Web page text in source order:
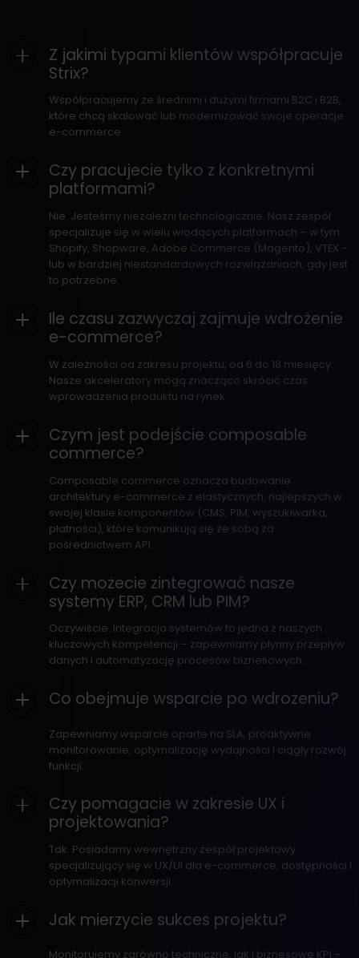
Z jakimi typami klientów współpracuje
Strix?
Współpracujemy ze średnimi i dużymi firmami B2C i B2B,
które chcą skalować lub modernizować swoje operacje
e-commerce.
Czy pracujecie tylko z konkretnymi
platformami?
Nie. Jesteśmy niezależni technologicznie. Nasz zespół
specjalizuje się w wielu wiodących platformach – w tym
Shopify, Shopware, Adobe Commerce (Magento), VTEX –
lub w bardziej niestandardowych rozwiązaniach, gdy jest
to potrzebne.
Ile czasu zazwyczaj zajmuje wdrożenie
e-commerce?
W zależności od zakresu projektu, od 6 do 18 miesięcy.
Nasze akceleratory mogą znacząco skrócić czas
wprowadzenia produktu na rynek.
Czym jest podejście composable
commerce?
Composable commerce oznacza budowanie
architektury e-commerce z elastycznych, najlepszych w
swojej klasie komponentów (CMS, PIM, wyszukiwarka,
płatności), które komunikują się ze sobą za
pośrednictwem API.
Czy możecie zintegrować nasze
systemy ERP, CRM lub PIM?
Oczywiście. Integracja systemów to jedna z naszych
kluczowych kompetencji – zapewniamy płynny przepływ
danych i automatyzację procesów biznesowych.
Co obejmuje wsparcie po wdrożeniu?
Zapewniamy wsparcie oparte na SLA, proaktywne
monitorowanie, optymalizację wydajności i ciągły rozwój
funkcji.
Czy pomagacie w zakresie UX i
projektowania?
Tak. Posiadamy wewnętrzny zespół projektowy
specjalizujący się w UX/UI dla e-commerce, dostępności i
optymalizacji konwersji.
Jak mierzycie sukces projektu?
Monitorujemy zarówno techniczne, jak i biznesowe KPI –